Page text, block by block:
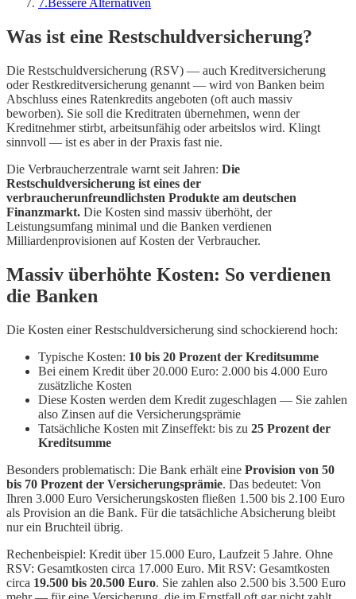
7.Bessere Alternativen
Was ist eine Restschuldversicherung?
Die Restschuldversicherung (RSV) — auch Kreditversicherung
oder Restkreditversicherung genannt — wird von Banken beim
Abschluss eines Ratenkredits angeboten (oft auch massiv
beworben). Sie soll die Kreditraten übernehmen, wenn der
Kreditnehmer stirbt, arbeitsunfähig oder arbeitslos wird. Klingt
sinnvoll — ist es aber in der Praxis fast nie.
Die Verbraucherzentrale warnt seit Jahren: Die
Restschuldversicherung ist eines der
verbraucherunfreundlichsten Produkte am deutschen
Finanzmarkt. Die Kosten sind massiv überhöht, der
Leistungsumfang minimal und die Banken verdienen
Milliardenprovisionen auf Kosten der Verbraucher.
Massiv überhöhte Kosten: So verdienen
die Banken
Die Kosten einer Restschuldversicherung sind schockierend hoch:
Typische Kosten: 10 bis 20 Prozent der Kreditsumme
Bei einem Kredit über 20.000 Euro: 2.000 bis 4.000 Euro
zusätzliche Kosten
Diese Kosten werden dem Kredit zugeschlagen — Sie zahlen
also Zinsen auf die Versicherungsprämie
Tatsächliche Kosten mit Zinseffekt: bis zu 25 Prozent der
Kreditsumme
Besonders problematisch: Die Bank erhält eine Provision von 50
bis 70 Prozent der Versicherungsprämie. Das bedeutet: Von
Ihren 3.000 Euro Versicherungskosten fließen 1.500 bis 2.100 Euro
als Provision an die Bank. Für die tatsächliche Absicherung bleibt
nur ein Bruchteil übrig.
Rechenbeispiel: Kredit über 15.000 Euro, Laufzeit 5 Jahre. Ohne
RSV: Gesamtkosten circa 17.000 Euro. Mit RSV: Gesamtkosten
circa 19.500 bis 20.500 Euro. Sie zahlen also 2.500 bis 3.500 Euro